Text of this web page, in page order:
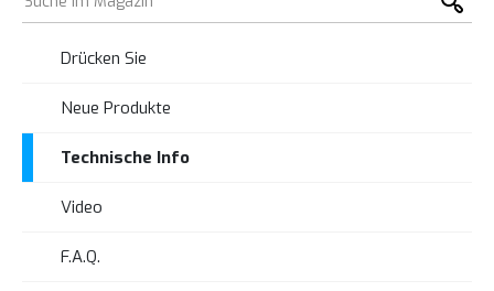
Drücken Sie
Neue Produkte
Technische Info
Video
F.A.Q.